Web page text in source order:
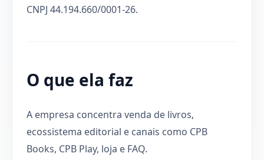
CNPJ 44.194.660/0001-26.
O que ela faz
A empresa concentra venda de livros,
ecossistema editorial e canais como CPB
Books, CPB Play, loja e FAQ.